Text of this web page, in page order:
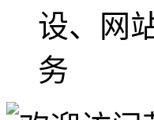
设、网
务